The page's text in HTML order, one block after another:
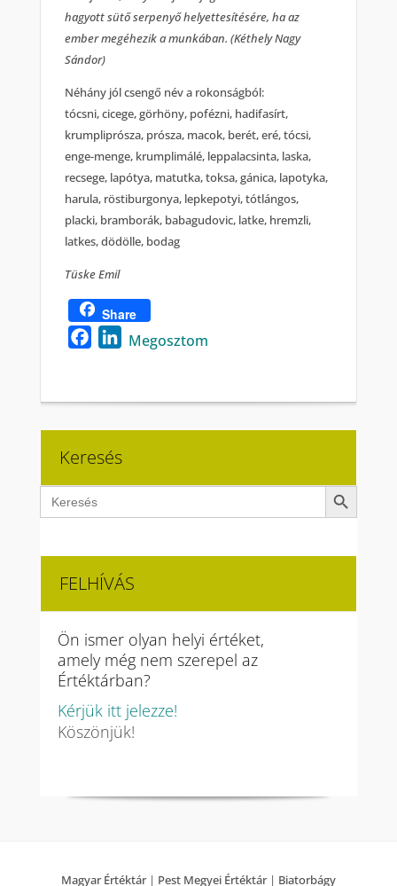
hagyott sütő serpenyő helyettesítésére, ha az
ember megéhezik a munkában. (Kéthely Nagy
Sándor)
Néhány jól csengő név a rokonságból:
tócsni, cicege, görhöny, pofézni, hadifasírt,
krumpliprósza, prósza, macok, berét, eré, tócsi,
enge-menge, krumplimálé, leppalacsinta, laska,
recsege, lapótya, matutka, toksa, gánica, lapotyka,
harula, röstiburgonya, lepkepotyi, tótlángos,
placki, bramborák, babagudovic, latke, hremzli,
latkes, dödölle, bodag
Tüske Emil
Share
FacebookLinkedIn
Megosztom
Keresés
Search
for:
Search Button
FELHÍVÁS
Ön ismer olyan helyi értéket,
amely még nem szerepel az
Értéktárban?
Kérjük itt jelezze!
Köszönjük!
Magyar Értéktár| Pest Megyei Értéktár| Biatorbágy